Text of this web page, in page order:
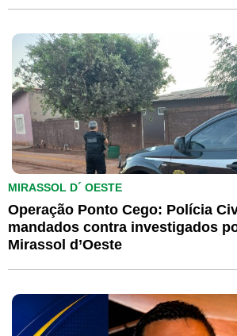
MIRASSOL D´ OESTE
Operação Ponto Cego: Polícia
mandados contra investigados
Mirassol d’Oeste